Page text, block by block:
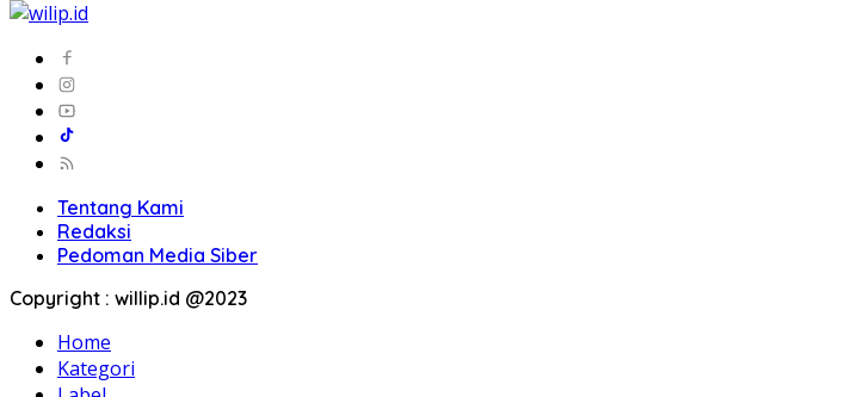
Tentang Kami
Redaksi
Pedoman Media Siber
Copyright : willip.id @2023
Home
Kategori